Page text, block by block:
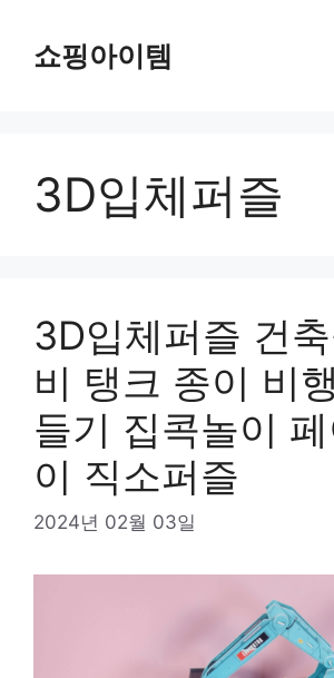
쇼핑아이템
3D입체퍼즐
3D입체퍼즐 건
비 탱크 종이 비
들기 집콕놀이
이 직소퍼즐
2024년 02월 03일